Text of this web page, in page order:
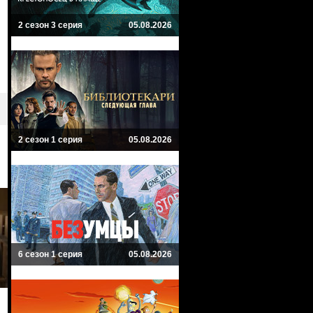
2 сезон 3 серия 05.08.2026
2 сезон 1 серия 05.08.2026
6 сезон 1 серия 05.08.2026